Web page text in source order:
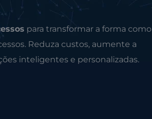
para transformar a forma como
Reduza custos, aumente a
inteligentes e personalizadas.